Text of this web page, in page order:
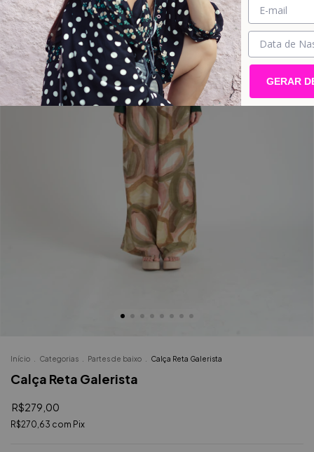
Início Categorias Partes de baixo Calça Reta Galerista
Calça Reta Galerista
R$279,00
R$270,63 com Pix
GERAR